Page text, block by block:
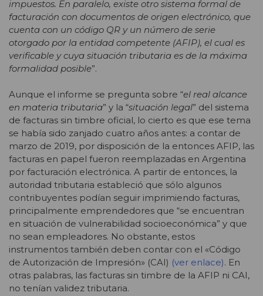
impuestos. En paralelo, existe otro sistema formal de
facturación con documentos de origen electrónico, que
cuenta con un código QR y un número de serie
otorgado por la entidad competente (AFIP), el cual es
verificable y cuya situación tributaria es de la máxima
formalidad posible”.
Aunque el informe se pregunta sobre “el real alcance
en materia tributaria” y la “situación legal” del sistema
de facturas sin timbre oficial, lo cierto es que ese tema
se había sido zanjado cuatro años antes: a contar de
marzo de 2019, por disposición de la entonces AFIP, las
facturas en papel fueron reemplazadas en Argentina
por facturación electrónica. A partir de entonces, la
autoridad tributaria estableció que sólo algunos
contribuyentes podían seguir imprimiendo facturas,
principalmente emprendedores que “se encuentran
en situación de vulnerabilidad socioeconómica” y que
no sean empleadores. No obstante, estos
instrumentos también deben contar con el «Código
de Autorización de Impresión» (CAI) (ver enlace). En
otras palabras, las facturas sin timbre de la AFIP ni CAI,
no tenían validez tributaria.